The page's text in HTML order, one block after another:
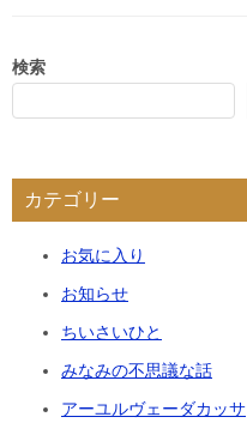
検索
カテゴリー
お気に入り
お知らせ
ちいさいひと
みなみの不思議な話
アーユルヴェーダカッサ